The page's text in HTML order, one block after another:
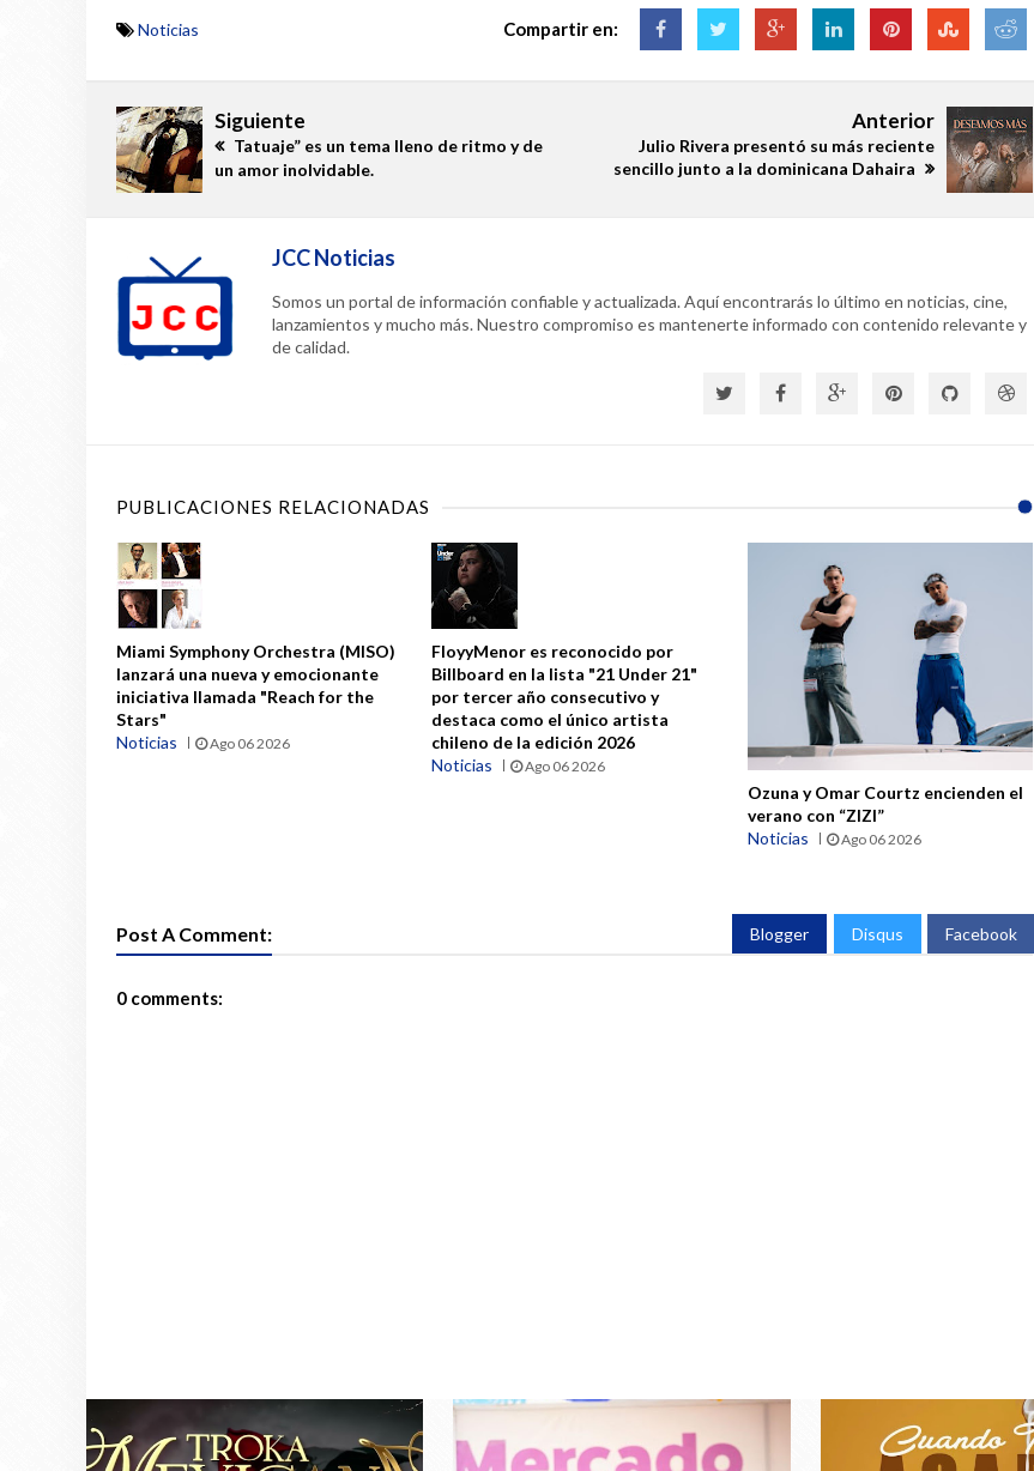
Noticias Compartir en:
Siguiente
Tatuaje” es un tema lleno de ritmo y de
un amor inolvidable.
Anterior
Julio Rivera presentó su más reciente
sencillo junto a la dominicana Dahaira
JCC Noticias
Somos un portal de información confiable y actualizada. Aquí encontrarás lo último en noticias, cine,
lanzamientos y mucho más. Nuestro compromiso es mantenerte informado con contenido relevante y
de calidad.
PUBLICACIONES RELACIONADAS
Miami Symphony Orchestra (MISO)
lanzará una nueva y emocionante
iniciativa llamada "Reach for the
Stars"
Noticias
Ago 06 2026
FloyyMenor es reconocido por
Billboard en la lista "21 Under 21"
por tercer año consecutivo y
destaca como el único artista
chileno de la edición 2026
Noticias
Ago 06 2026
Ozuna y Omar Courtz encienden el
verano con “ZIZI”
Noticias
Ago 06 2026
Post A Comment: Blogger Disqus Facebook
0 comments: